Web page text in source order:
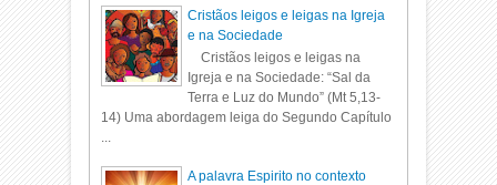
Cristãos leigos e leigas na Igreja
e na Sociedade
Cristãos leigos e leigas na
Igreja e na Sociedade: “Sal da
Terra e Luz do Mundo” (Mt 5,13-
14) Uma abordagem leiga do Segundo Capítulo
...
A palavra Espirito no contexto